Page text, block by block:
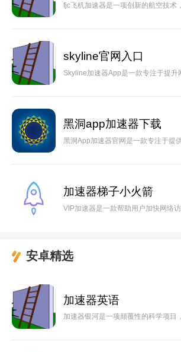
fjc飞机加速器是一项创新的航空技术
skyline官网入口
Skyline加速器App是一款专注于提
黑洞app加速器下载
黑洞App加速器官网是一款专注于提
加速器梯子小火箭
VIP加速器是一款帮助用户加快网络
安卓精选
加速器英语
加速器银河是一项颠覆性的科学项